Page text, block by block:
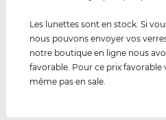
Les lunettes sont en stock. Si
nous pouvons envoyer vos
notre boutique en ligne nous
favorable. Pour ce prix favorable
même pas en sale.